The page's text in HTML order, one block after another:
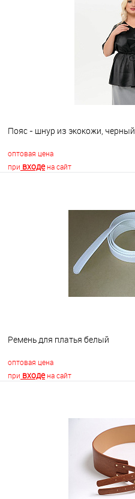
Пояс - шнур из экокожи, черный
оптовая цена
при входена сайт
Ремень для платья белый
оптовая цена
при входена сайт